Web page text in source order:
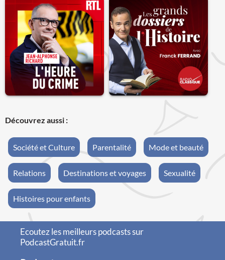
Découvrez aussi :
Société et Culture Parentalité Mode et beauté
Relations Destinations et voyages Sexualité
Histoires pour enfants
Ecoutez les meilleurs podcasts sur
PodcastGratuit.fr